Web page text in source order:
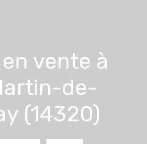
vente à
de-
(14320)